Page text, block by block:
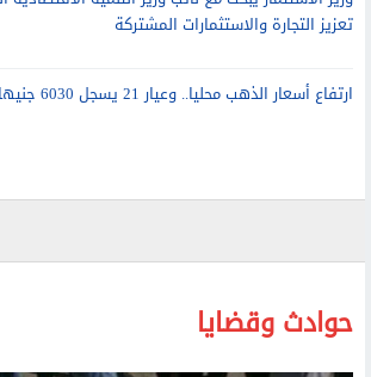
وزير الاستثمار يبحث مع نائب وزير التنمية
تعزيز التجارة والاستثمارات المشتركة
ارتفاع أسعار الذهب محليا.. وعيار 21 يسجل 6030 جنيها
حوادث وقضايا